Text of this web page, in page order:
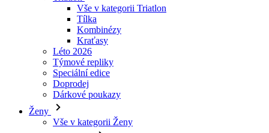
Vše v kategorii Triatlon
Tílka
Kombinézy
Kraťasy
Léto 2026
Týmové repliky
Speciální edice
Doprodej
Dárkové poukazy
Ženy
Vše v kategorii Ženy